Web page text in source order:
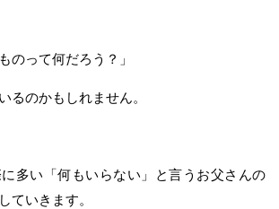
のって何だろう？」
るのかもしれません。
多い「何もいらない」と言うお父さんの
ていきます。